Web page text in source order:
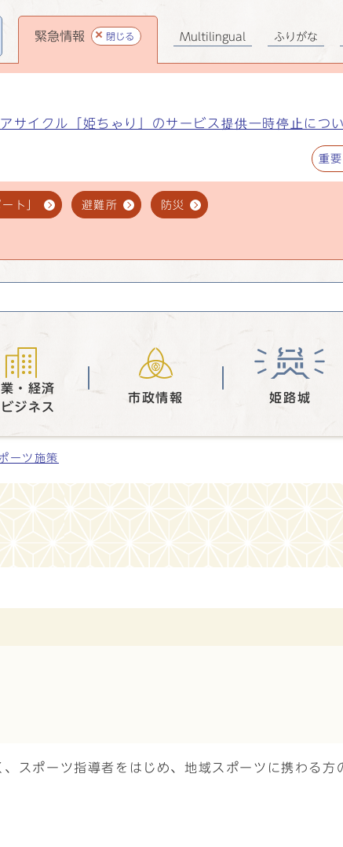
緊急情報 閉じる
サイクル「姫ちゃり」のサービス提供一時停止につ
重
ト」 避難所 防災
Multilingual ふりがな
・経済
ビジネス
市政情報 姫路城
ーツ施策
スポーツ指導者をはじめ、地域スポーツに携わる方